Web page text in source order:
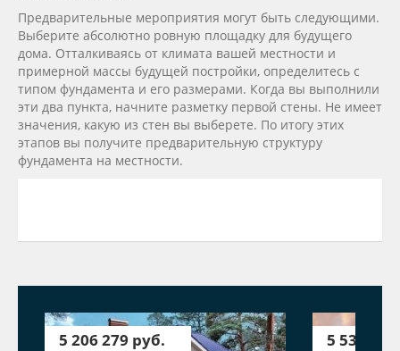
Предварительные мероприятия могут быть следующими.
Выберите абсолютно ровную площадку для будущего
дома. Отталкиваясь от климата вашей местности и
примерной массы будущей постройки, определитесь с
типом фундамента и его размерами. Когда вы выполнили
эти два пункта, начните разметку первой стены. Не имеет
значения, какую из стен вы выберете. По итогу этих
этапов вы получите предварительную структуру
фундамента на местности.
5 206 279 руб. 5 530